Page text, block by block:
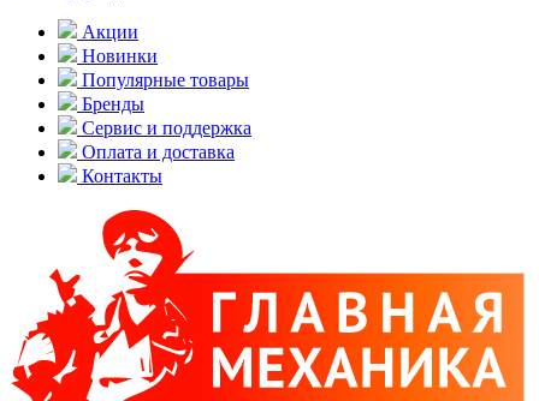
Акции
Новинки
Популярные товары
Бренды
Сервис и поддержка
Оплата и доставка
Контакты